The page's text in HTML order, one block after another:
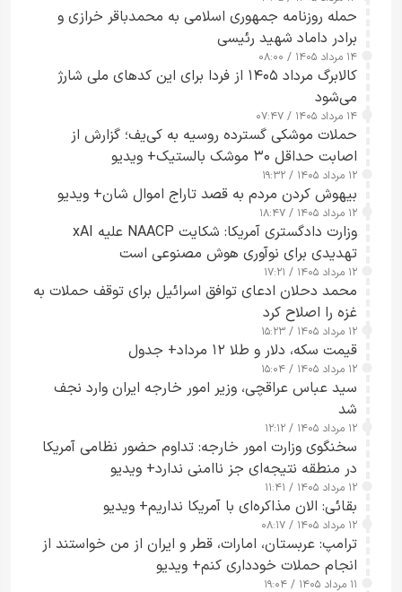
حمله روزنامه جمهوری اسلامی به محمدباقر خرازی و
برادر داماد شهید رئیسی
۱۴ مرداد ۱۴۰۵ / ۰۸:۰۰
کالابرگ مرداد ۱۴۰۵ از فردا برای این کدهای ملی شارژ
می‌شود
۱۴ مرداد ۱۴۰۵ / ۰۷:۴۷
حملات موشکی گسترده روسیه به کی‌یف؛ گزارش از
اصابت حداقل ۳۰ موشک بالستیک+ ویدیو
۱۲ مرداد ۱۴۰۵ / ۱۹:۳۲
بیهوش کردن مردم به قصد تاراج اموال شان+ ویدیو
۱۲ مرداد ۱۴۰۵ / ۱۸:۴۷
وزارت دادگستری آمریکا: شکایت NAACP علیه xAI
تهدیدی برای نوآوری هوش مصنوعی است
۱۲ مرداد ۱۴۰۵ / ۱۷:۲۱
محمد دحلان ادعای توافق اسرائیل برای توقف حملات به
غزه را اصلاح کرد
۱۲ مرداد ۱۴۰۵ / ۱۵:۲۳
قیمت سکه، دلار و طلا ۱۲ مرداد+ جدول
۱۲ مرداد ۱۴۰۵ / ۱۵:۰۴
سید عباس عراقچی، وزیر امور خارجه ایران وارد نجف
شد
۱۲ مرداد ۱۴۰۵ / ۱۲:۱۲
سخنگوی وزارت امور خارجه: تداوم حضور نظامی آمریکا
در منطقه نتیجه‌ای جز ناامنی ندارد+ ویدیو
۱۲ مرداد ۱۴۰۵ / ۱۱:۴۱
بقائی: الان مذاکره‌ای با آمریکا نداریم+ ویدیو
۱۲ مرداد ۱۴۰۵ / ۰۸:۱۷
ترامپ: عربستان، امارات، قطر و ایران از من خواستند از
انجام حملات خودداری کنم+ ویدیو
۱۱ مرداد ۱۴۰۵ / ۱۹:۰۴